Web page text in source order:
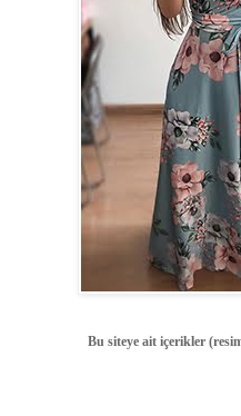
Bu siteye ait içerikler